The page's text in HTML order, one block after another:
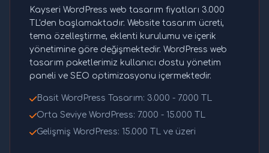
Kayseri WordPress web tasarım fiyatları 3.000
TL'den başlamaktadır. Website tasarım ücreti,
tema özelleştirme, eklenti kurulumu ve içerik
yönetimine göre değişmektedir. WordPress web
tasarım paketlerimiz kullanıcı dostu yönetim
paneli ve SEO optimizasyonu içermektedir.
Basit WordPress Tasarım: 3.000 - 7.000 TL
Orta Seviye WordPress: 7.000 - 15.000 TL
Gelişmiş WordPress: 15.000 TL ve üzeri